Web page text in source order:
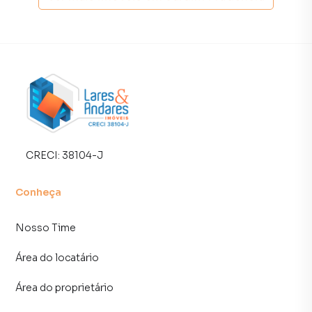
terrenos, lojas e barracões para venda ou locação, além de
encontrar o imóvel que mais combina com seu estilo de
vida.
Negocie seu imóvel de forma totalmente online, com
você consegue comprar ou alugar um imóvel em São Paulo
fazer tudo online, direto do seu computador ou
smartphone. Nós criamos soluções inovadoras para
compradores com o mercado imobiliário.
Andares Imóveis é uma imobiliária digital com imóveis em
CRECI: 38104-J
Conheça
Nosso Time
Área do locatário
Área do proprietário